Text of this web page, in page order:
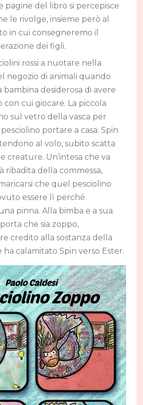
pagine del libro si percepisce
le rivolge, insieme però al
in cui consegneremo il
dei figli.
rossi a nuotare nella
negozio di animali quando
bambina desiderosa di avere
cui giocare. La piccola
sul vetro della vasca per
portare a casa: Spin
al volo, subito scatta
creature. Un’intesa che va
ribadita della commessa,
che quel pesciolino
essere lì perché
pinna. Alla bimba e a sua
che sia zoppo,
credito alla sostanza della
calamitato Spin verso Ester.